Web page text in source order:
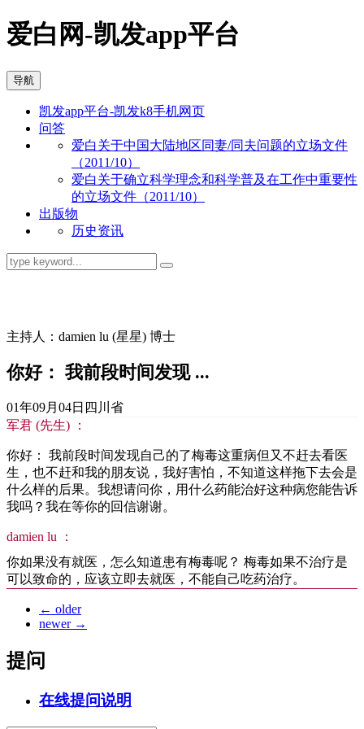
爱白网-凯发app平台
导航
凯发app平台-凯发k8手机网页
问答
爱白关于中国大陆地区同妻/同夫问题的立场文件
（2011/10）
爱白关于确立科学理念和科学普及在工作中重要性
的立场文件（2011/10）
出版物
历史资讯
主持人：damien lu (星星) 博士
你好： 我前段时间发现 ...
01年09月04日 四川省
军君 (先生) ：
你好： 我前段时间发现自己的了梅毒这重病但又不赶去看医
生，也不赶和我的朋友说，我好害怕，不知道这样拖下去会是
什么样的后果。我想请问你，用什么药能治好这种病您能告诉
我吗？我在等你的回信谢谢。
damien lu ：
你如果没有就医，怎么知道患有梅毒呢？ 梅毒如果不治疗是
可以致命的，应该立即去就医，不能自己吃药治疗。
← older
newer →
提问
在线提问说明